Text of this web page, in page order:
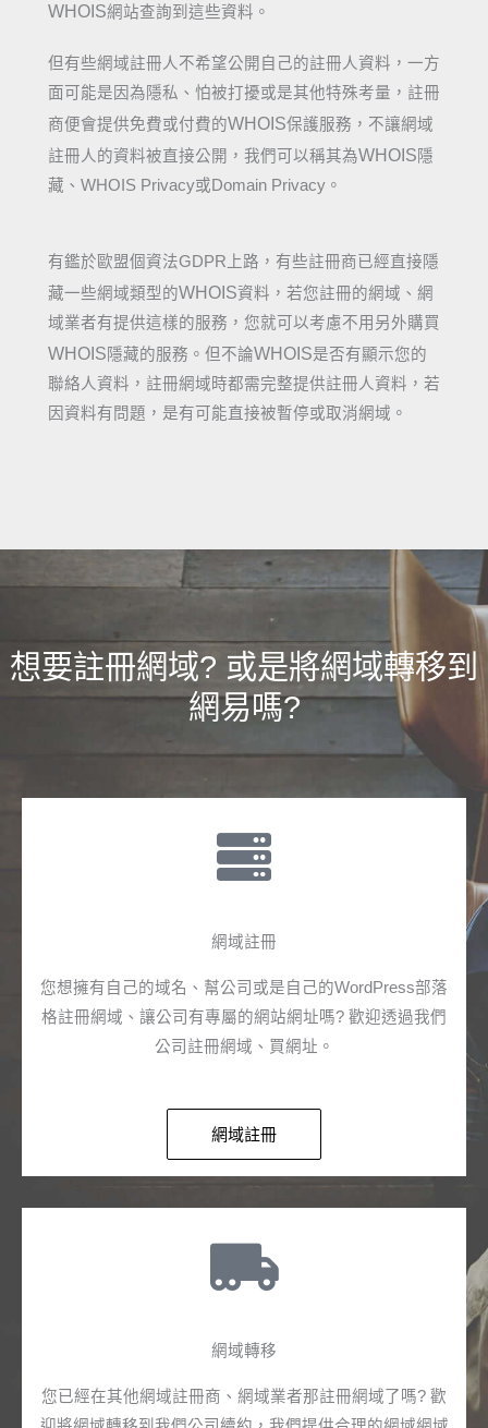
WHOIS網站查詢到這些資料。
但有些網域註冊人不希望公開自己的註冊人資料，一方
面可能是因為隱私、怕被打擾或是其他特殊考量，註冊
商便會提供免費或付費的WHOIS保護服務，不讓網域
註冊人的資料被直接公開，我們可以稱其為WHOIS隱
藏、WHOIS Privacy或Domain Privacy。
有鑑於歐盟個資法GDPR上路，有些註冊商已經直接隱
藏一些網域類型的WHOIS資料，若您註冊的網域、網
域業者有提供這樣的服務，您就可以考慮不用另外購買
WHOIS隱藏的服務。但不論WHOIS是否有顯示您的
聯絡人資料，註冊網域時都需完整提供註冊人資料，若
因資料有問題，是有可能直接被暫停或取消網域。
想要註冊網域? 或是將網域轉移到
網易嗎?
網域註冊
您想擁有自己的域名、幫公司或是自己的WordPress部落
格註冊網域、讓公司有專屬的網站網址嗎? 歡迎透過我們
公司註冊網域、買網址。
網域註冊
網域轉移
您已經在其他網域註冊商、網域業者那註冊網域了嗎? 歡